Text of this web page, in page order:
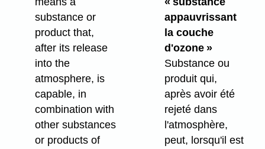
substance or
product that,
after its release
into the
atmosphere, is
capable, in
combination with
other substances
or products of
appauvrissant
la couche
d'ozone »
Substance ou
produit qui,
après avoir été
rejeté dans
l'atmosphère,
peut, lorsqu'il est